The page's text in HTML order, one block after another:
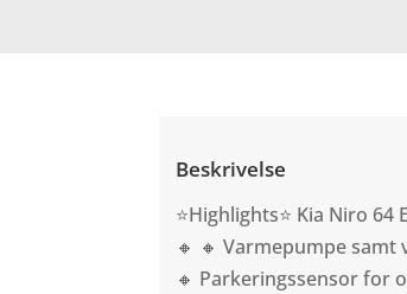
Beskrivelse
⭐Highlights⭐ Kia Niro 64
🔸 🔸 Varmepumpe
🔸 Parkeringssensor for